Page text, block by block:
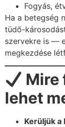
Fogyás,
Ha a betegség
tüdő-
szervekre is —
megkezdése
Mire
lehet
Kerüljük